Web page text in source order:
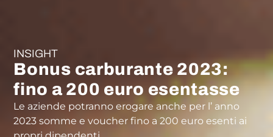
INSIGHT
Bonus carburante 2023:
fino a 200 euro esentasse
Le aziende potranno erogare anche per l’ anno
2023 somme e voucher fino a 200 euro esenti ai